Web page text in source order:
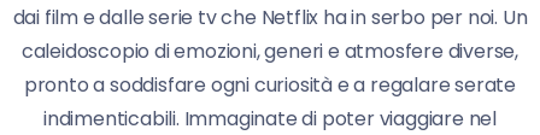
dai film e dalle serie tv che Netflix ha in serbo per noi. Un
caleidoscopio di emozioni, generi e atmosfere diverse,
pronto a soddisfare ogni curiosità e a regalare serate
indimenticabili. Immaginate di poter viaggiare nel